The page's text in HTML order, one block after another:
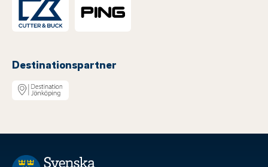
Destinationspartner